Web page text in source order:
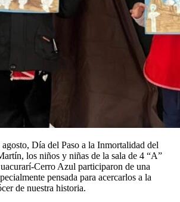
Día del Paso a la Inmortalidad del
los niños y niñas de la sala de 4 “A”
Cerro Azul participaron de una
pensada para acercarlos a la
de nuestra historia.